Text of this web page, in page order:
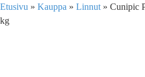
Etusivu » Kauppa » Linnut » Cunipic
kg